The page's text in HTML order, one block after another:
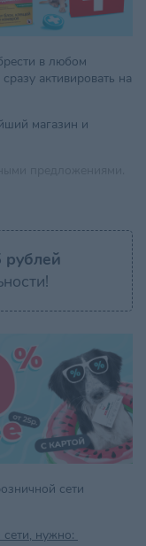
в любом
активировать на
магазин и
рублей
сети
нужно: